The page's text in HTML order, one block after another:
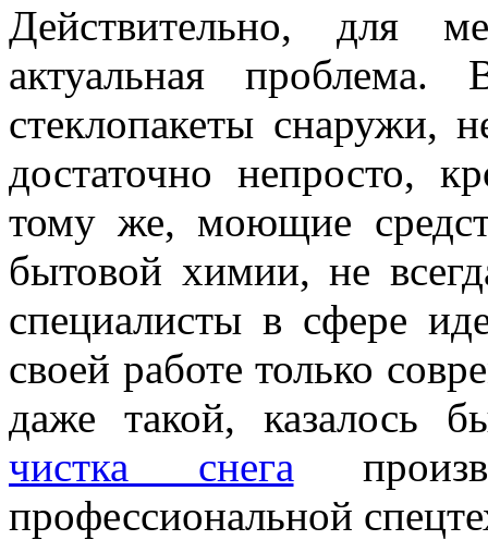
Действительно, для
актуальная
стеклопакеты снаружи,
достаточно непросто,
тому же, моющие
бытовой химии, не
специалисты в сфере
своей работе только
даже такой, казалось
чистка снега
профессиональной